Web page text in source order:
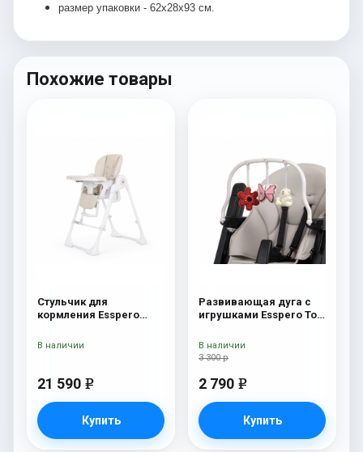
размер упаковки - 62х28х93 см.
Похожие товары
Стульчик для
кормления Esspero
21 590 e
Купить
В наличии
Развивающая дуга с
игрушками Esspero Toy
Butterfly
3 300 р
2 790 e
Купить
В наличии